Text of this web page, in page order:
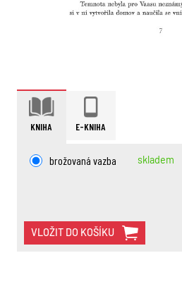
KNIHA E-KNIHA
brožovaná vazba skladem
VLOŽIT DO KOŠÍKU